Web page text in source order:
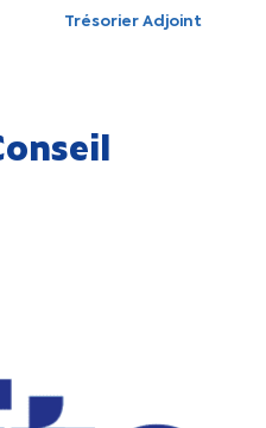
Trésorier Adjoint